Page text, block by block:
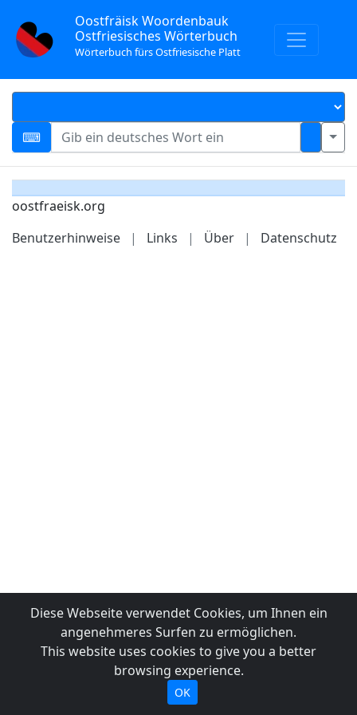
Oostfräisk Woordenbauk
Ostfriesisches Wörterbuch
Wörterbuch fürs Ostfriesische Platt
oostfraeisk.org
Benutzerhinweise
| Links | Über | Datenschutz
Diese Webseite verwendet Cookies, um Ihnen ein
angenehmeres Surfen zu ermöglichen.
This website uses cookies to give you a better
browsing experience.
OK